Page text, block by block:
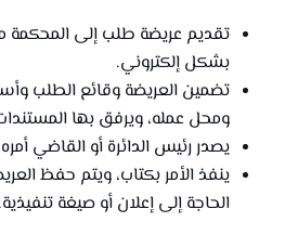
تقديم عريضة طلب إلى المحكمة
بشكل إلكتروني.
تضمين العريضة وقائع الطلب
ومحل عمله، ويرفق بها المستندات
يصدر رئيس الدائرة أو القاضي
ينفذ الأمر بكتاب، ويتم حفظ
الحاجة إلى إعلان أو صيغة تنفيذية.